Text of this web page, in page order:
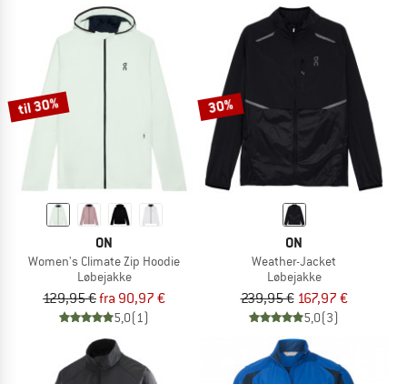
til 30%
ON
Women's Climate Zip Hoodie
Løbejakke
129,95 €fra 90,97 €
5,0(1)
30%
ON
Weather-Jacket
Løbejakke
239,95 € 167,97 €
5,0(3)